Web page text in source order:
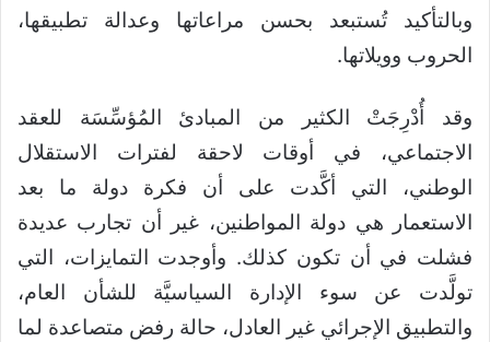
وبالتأكيد تُستبعد بحسن مراعاتها وعدالة تطبيقها،
الحروب وويلاتها.
وقد أُدْرِجَتْ الكثير من المبادئ المُؤسِّسَة للعقد
الاجتماعي، في أوقات لاحقة لفترات الاستقلال
الوطني، التي أكَّدت على أن فكرة دولة ما بعد
الاستعمار هي دولة المواطنين، غير أن تجارب عديدة
فشلت في أن تكون كذلك. وأوجدت التمايزات، التي
تولَّدت عن سوء الإدارة السياسيَّة للشأن العام،
والتطبيق الإجرائي غير العادل، حالة رفض متصاعدة لما